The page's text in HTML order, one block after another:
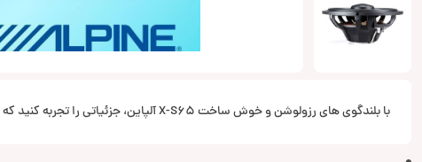
با بلندگوی های رزولوشن و خوش ساخت X-S65 آلپاین، جزئیاتی را تجربه کنید که قبلا نشنیده بوده‌اید.